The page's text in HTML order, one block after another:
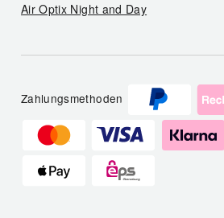
Air Optix Night and Day
Zahlungsmethoden